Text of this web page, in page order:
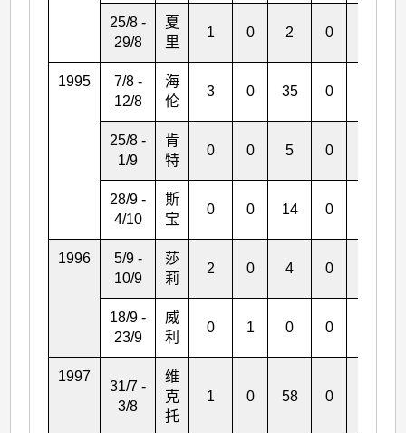
25/8 -
29/8
夏
里
1 0 2 0
1995
7/8 -
12/8
海
伦
3 0 35 0
25/8 -
1/9
肯
特
0 0 5 0
28/9 -
4/10
斯
宝
0 0 14 0
1996
5/9 -
10/9
莎
莉
2 0 4 0
18/9 -
23/9
威
利
0 1 0 0
1997
31/7 -
3/8
维
克
托
1 0 58 0